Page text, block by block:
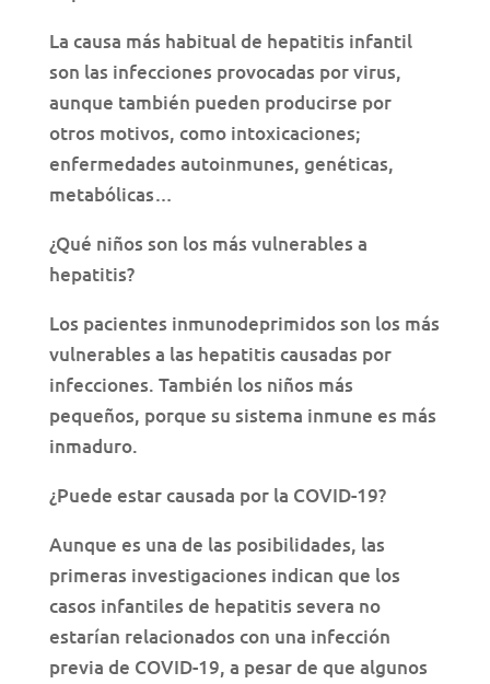
La causa más habitual de hepatitis infantil
son las infecciones provocadas por virus,
aunque también pueden producirse por
otros motivos, como intoxicaciones;
enfermedades autoinmunes, genéticas,
metabólicas…
¿Qué niños son los más vulnerables a
hepatitis?
Los pacientes inmunodeprimidos son los más
vulnerables a las hepatitis causadas por
infecciones. También los niños más
pequeños, porque su sistema inmune es más
inmaduro.
¿Puede estar causada por la COVID-19?
Aunque es una de las posibilidades, las
primeras investigaciones indican que los
casos infantiles de hepatitis severa no
estarían relacionados con una infección
previa de COVID-19, a pesar de que algunos